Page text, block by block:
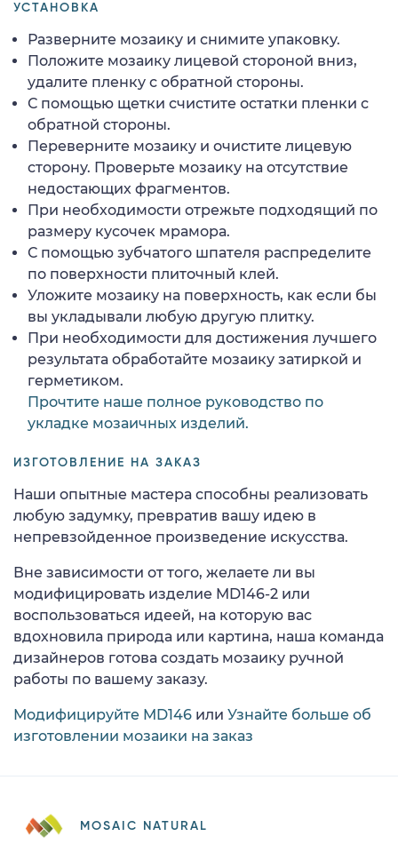
УСТАНОВКА
Разверните мозаику и снимите упаковку.
Положите мозаику лицевой стороной вниз,
удалите пленку с обратной стороны.
С помощью щетки счистите остатки пленки с
обратной стороны.
Переверните мозаику и очистите лицевую
сторону. Проверьте мозаику на отсутствие
недостающих фрагментов.
При необходимости отрежьте подходящий по
размеру кусочек мрамора.
С помощью зубчатого шпателя распределите
по поверхности плиточный клей.
Уложите мозаику на поверхность, как если бы
вы укладывали любую другую плитку.
При необходимости для достижения лучшего
результата обработайте мозаику затиркой и
герметиком.
Прочтите наше полное руководство по
укладке мозаичных изделий.
ИЗГОТОВЛЕНИЕ НА ЗАКАЗ
Наши опытные мастера способны реализовать
любую задумку, превратив вашу идею в
непревзойденное произведение искусства.
Вне зависимости от того, желаете ли вы
модифицировать изделие MD146-2 или
воспользоваться идеей, на которую вас
вдохновила природа или картина, наша команда
дизайнеров готова создать мозаику ручной
работы по вашему заказу.
Модифицируйте MD146 или Узнайте больше об
изготовлении мозаики на заказ
MOSAIC NATURAL